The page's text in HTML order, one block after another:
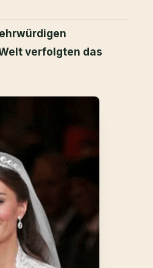
verfolgten das